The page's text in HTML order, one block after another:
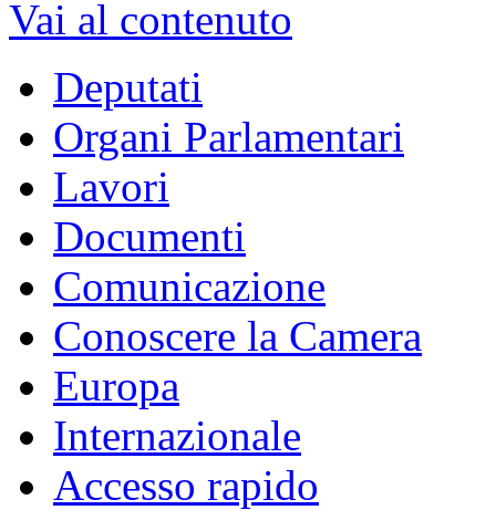
Vai al contenuto
Deputati
Organi Parlamentari
Lavori
Documenti
Comunicazione
Conoscere la Camera
Europa
Internazionale
Accesso rapido